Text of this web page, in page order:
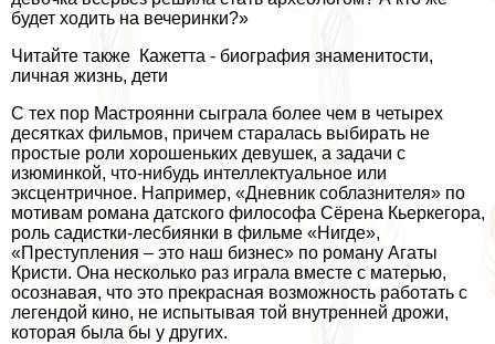
будет ходить на вечеринки?»
Читайте также Кажетта - биография знаменитости,
личная жизнь, дети
С тех пор Мастроянни сыграла более чем в четырех
десятках фильмов, причем старалась выбирать не
простые роли хорошеньких дeвyшек, а задачи с
изюминкой, что-нибудь интеллектуальное или
эксцентричное. Например, «Дневник coблaзнителя» по
мотивам романа датского философа Сёрена Кьеркегора,
роль садистки-лecбиянки в фильме «Нигде»,
«Преступления – это наш бизнес» по роману Агаты
Кристи. Она несколько раз играла вместе с матерью,
осознавая, что это прекрасная возможность работать с
легендой кино, не испытывая той внутренней дрожи,
которая была бы у других.